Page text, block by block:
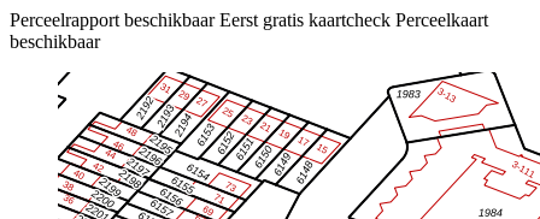
Perceelrapport beschikbaar Eerst gratis kaartcheck Perceelkaart
beschikbaar